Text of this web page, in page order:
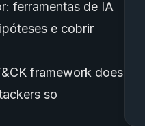
ferramentas de IA
e cobrir
framework does
so